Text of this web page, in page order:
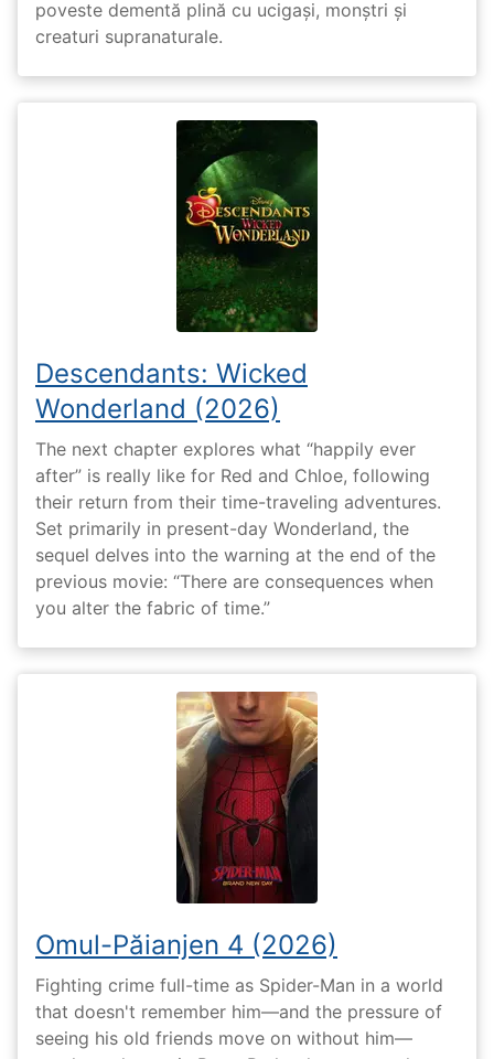
poveste dementă plină cu ucigași, monștri și
creaturi supranaturale.
Descendants: Wicked
Wonderland (2026)
The next chapter explores what “happily ever
after” is really like for Red and Chloe, following
their return from their time-traveling adventures.
Set primarily in present-day Wonderland, the
sequel delves into the warning at the end of the
previous movie: “There are consequences when
you alter the fabric of time.”
Omul-Păianjen 4 (2026)
Fighting crime full-time as Spider-Man in a world
that doesn't remember him—and the pressure of
seeing his old friends move on without him—